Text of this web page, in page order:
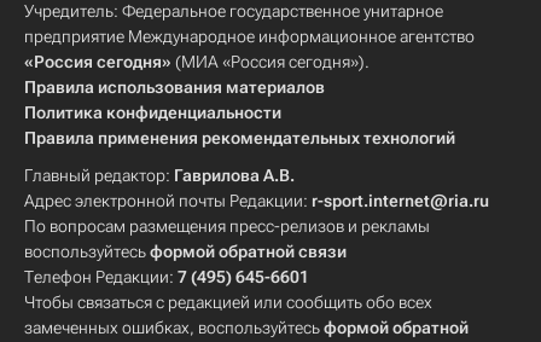
Учредитель: Федеральное государственное унитарное
предприятие Международное информационное агентство
«Россия сегодня» (МИА «Россия сегодня»).
Правила использования материалов
Политика конфиденциальности
Правила применения рекомендательных технологий
Главный редактор: Гаврилова А.В.
Адрес электронной почты Редакции: r-sport.internet@ria.ru
По вопросам размещения пресс-релизов и рекламы
воспользуйтесьформой обратной связи
Телефон Редакции: 7 (495) 645-6601
Чтобы связаться с редакцией или сообщить обо всех
замеченных ошибках, воспользуйтесьформой обратной